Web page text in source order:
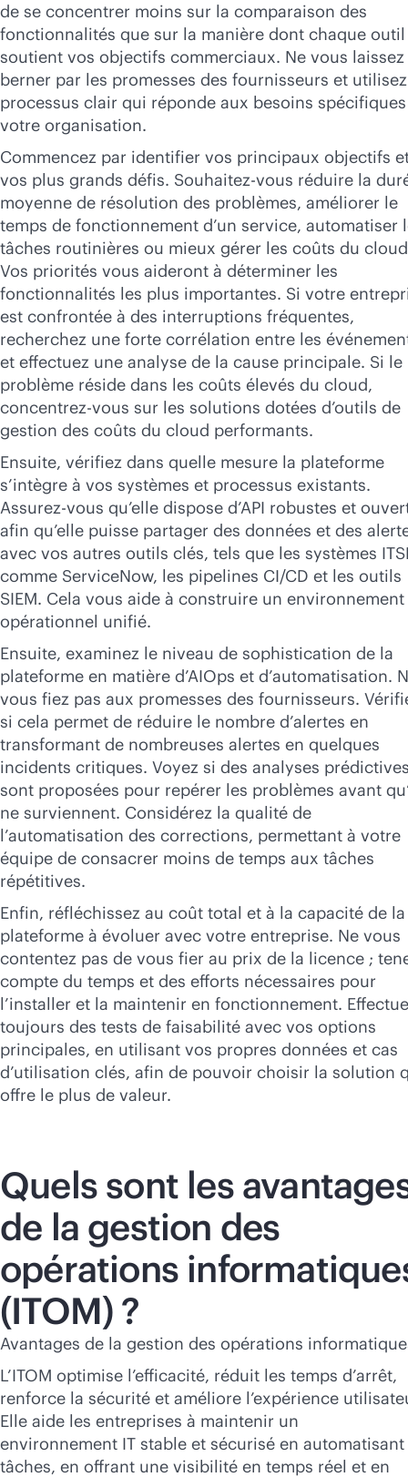
de se concentrer moins sur la comparaison des
fonctionnalités que sur la manière dont chaque outil
soutient vos objectifs commerciaux. Ne vous laissez
berner par les promesses des fournisseurs et
processus clair qui réponde aux besoins
votre organisation.
Commencez par identifier vos principaux objectifs
vos plus grands défis. Souhaitez-vous réduire la
moyenne de résolution des problèmes, améliorer le
temps de fonctionnement d’un service, automatiser
tâches routinières ou mieux gérer les coûts du
Vos priorités vous aideront à déterminer les
fonctionnalités les plus importantes. Si votre
est confrontée à des interruptions fréquentes,
recherchez une forte corrélation entre les
et effectuez une analyse de la cause principale. Si le
problème réside dans les coûts élevés du cloud,
concentrez-vous sur les solutions dotées d’outils de
gestion des coûts du cloud performants.
Ensuite, vérifiez dans quelle mesure la plateforme
s’intègre à vos systèmes et processus existants.
Assurez-vous qu’elle dispose d’API robustes et
afin qu’elle puisse partager des données et des
avec vos autres outils clés, tels que les systèmes
comme ServiceNow, les pipelines CI/CD et les outils
SIEM. Cela vous aide à construire un environnement
opérationnel unifié.
Ensuite, examinez le niveau de sophistication de la
plateforme en matière d’AIOps et d’automatisation.
vous fiez pas aux promesses des fournisseurs.
si cela permet de réduire le nombre d’alertes en
transformant de nombreuses alertes en quelques
incidents critiques. Voyez si des analyses
sont proposées pour repérer les problèmes avant
ne surviennent. Considérez la qualité de
l’automatisation des corrections, permettant à votre
équipe de consacrer moins de temps aux tâches
répétitives.
Enfin, réfléchissez au coût total et à la capacité de la
plateforme à évoluer avec votre entreprise. Ne vous
contentez pas de vous fier au prix de la licence ;
compte du temps et des efforts nécessaires pour
l’installer et la maintenir en fonctionnement.
toujours des tests de faisabilité avec vos options
principales, en utilisant vos propres données et cas
d’utilisation clés, afin de pouvoir choisir la solution
offre le plus de valeur.
Quels sont les
de la gestion des
opérations
(ITOM) ?
Avantages de la gestion des opérations
L’ITOM optimise l’efficacité, réduit les temps d’arrêt,
renforce la sécurité et améliore l’expérience
Elle aide les entreprises à maintenir un
environnement IT stable et sécurisé en automatisant
tâches, en offrant une visibilité en temps réel et en